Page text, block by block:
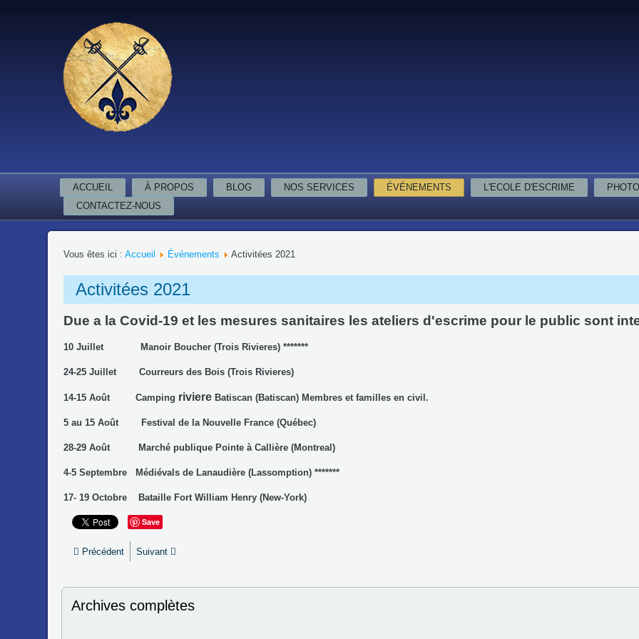
ACCUEIL À PROPOS BLOG NOS SERVICES ÉVÉNEMENTS L'ECOLE D'ESCRIME
CONTACTEZ-NOUS
Vous êtes ici :Accueil Événements Activitées 2021
Activitées 2021
Due a la Covid-19 et les mesures sanitaires les ateliers d'escrime pour le public sont
10 Juillet Manoir Boucher (Trois Rivieres) *******
24-25 Juillet Courreurs des Bois (Trois Rivieres)
14-15 Août Camping riviere Batiscan (Batiscan) Membres et familles en civil.
5 au 15 Août Festival de la Nouvelle France (Québec)
28-29 Août Marché publique Pointe à Callière (Montreal)
4-5 Septembre Médiévals de Lanaudière (Lassomption) *******
17- 19 Octobre Bataille Fort William Henry (New-York)
Save
Précédent Suivant
Archives complètes